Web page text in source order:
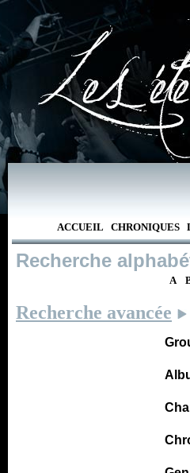
ACCUEIL CHRONIQUES
Recherche
A
Recherche avancée